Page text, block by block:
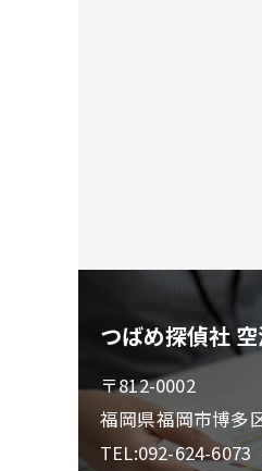
つばめ探偵社
〒812-0002
福岡県福岡市博多
TEL:092-624-